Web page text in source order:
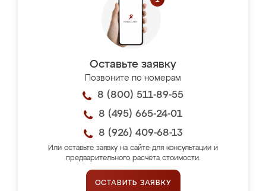
Оставьте заявку
Позвоните по номерам
8 (800) 511-89-55
8 (495) 665-24-01
8 (926) 409-68-13
Или оставьте заявку на сайте для консультации и
предварительного расчёта стоимости.
ОСТАВИТЬ ЗАЯВКУ